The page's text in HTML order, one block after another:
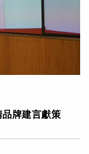
牌建言獻策